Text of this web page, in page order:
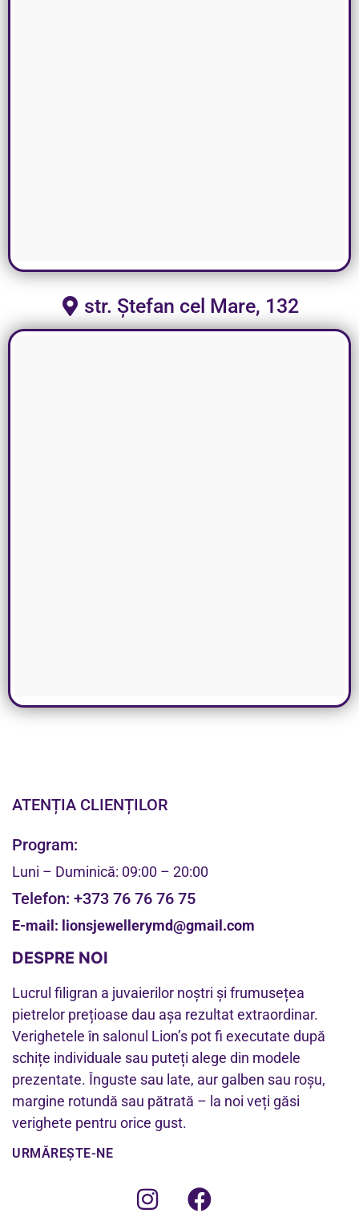
str. Ștefan cel Mare, 132
ATENȚIA CLIENȚILOR
Program:
Luni – Duminică: 09:00 – 20:00
Telefon: +373 76 76 76 75
E-mail: lionsjewellerymd@gmail.com
DESPRE NOI
Lucrul filigran a juvaierilor noștri și frumusețea
pietrelor prețioase dau așa rezultat extraordinar.
Verighetele în salonul Lion’s pot fi executate după
schițe individuale sau puteți alege din modele
prezentate. Înguste sau late, aur galben sau roșu,
margine rotundă sau pătrată – la noi veți găsi
verighete pentru orice gust.
URMĂREȘTE-NE